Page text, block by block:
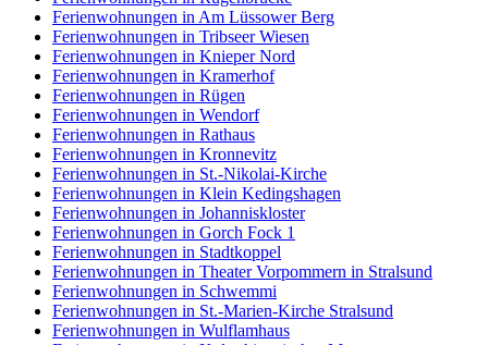
Ferienwohnungen in Am Lüssower Berg
Ferienwohnungen in Tribseer Wiesen
Ferienwohnungen in Knieper Nord
Ferienwohnungen in Kramerhof
Ferienwohnungen in Rügen
Ferienwohnungen in Wendorf
Ferienwohnungen in Rathaus
Ferienwohnungen in Kronnevitz
Ferienwohnungen in St.-Nikolai-Kirche
Ferienwohnungen in Klein Kedingshagen
Ferienwohnungen in Johanniskloster
Ferienwohnungen in Gorch Fock 1
Ferienwohnungen in Stadtkoppel
Ferienwohnungen in Theater Vorpommern in Stralsund
Ferienwohnungen in Schwemmi
Ferienwohnungen in St.-Marien-Kirche Stralsund
Ferienwohnungen in Wulflamhaus